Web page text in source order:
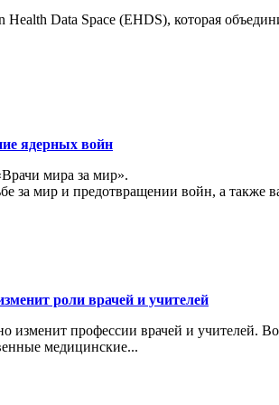
Data Space (EHDS), которая
ядерных войн
мира за мир».
за мир и предотвращении войн, а также
роли врачей и учителей
изменит профессии врачей и
медицинские...